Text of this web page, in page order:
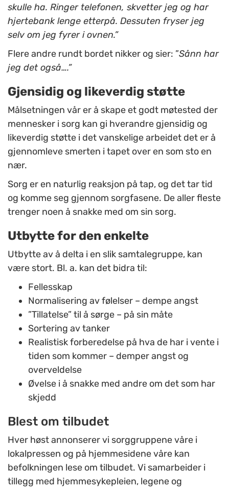
skulle ha. Ringer telefonen, skvetter jeg og har
hjertebank lenge etterpå. Dessuten fryser jeg
selv om jeg fyrer i ovnen.”
Flere andre rundt bordet nikker og sier: ”Sånn har
jeg det også….”
Gjensidig og likeverdig støtte
Målsetningen vår er å skape et godt møtested der
mennesker i sorg kan gi hverandre gjensidig og
likeverdig støtte i det vanskelige arbeidet det er å
gjennomleve smerten i tapet over en som sto en
nær.
Sorg er en naturlig reaksjon på tap, og det tar tid
og komme seg gjennom sorgfasene. De aller fleste
trenger noen å snakke med om sin sorg.
Utbytte for den enkelte
Utbytte av å delta i en slik samtalegruppe, kan
være stort. Bl. a. kan det bidra til:
Fellesskap
Normalisering av følelser – dempe angst
”Tillatelse” til å sørge – på sin måte
Sortering av tanker
Realistisk forberedelse på hva de har i vente i
tiden som kommer – demper angst og
overveldelse
Øvelse i å snakke med andre om det som har
skjedd
Blest om tilbudet
Hver høst annonserer vi sorggruppene våre i
lokalpressen og på hjemmesidene våre kan
befolkningen lese om tilbudet. Vi samarbeider i
tillegg med hjemmesykepleien, legene og